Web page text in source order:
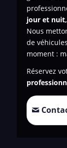
jour et
Nous
de
moment :
Réservez